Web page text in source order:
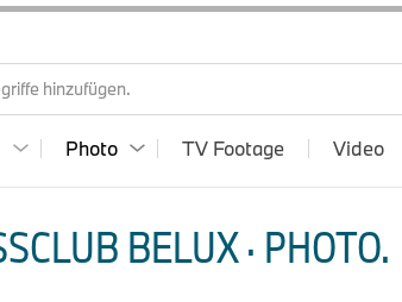
hinzufügen.
Photo TV Footage Video
BELUX · PHOTO.